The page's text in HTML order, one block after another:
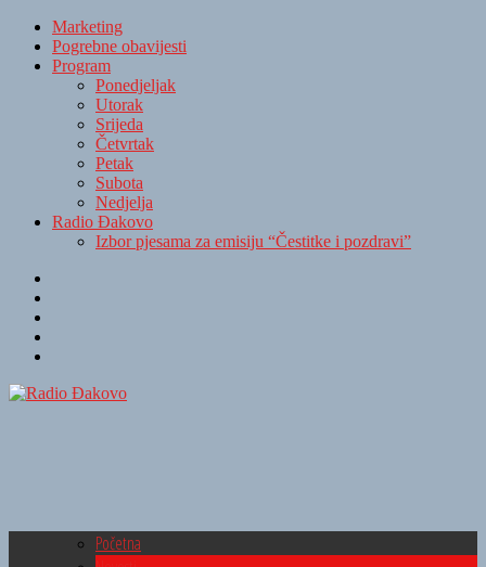
Marketing
Pogrebne obavijesti
Program
Ponedjeljak
Utorak
Srijeda
Četvrtak
Petak
Subota
Nedjelja
Radio Đakovo
Izbor pjesama za emisiju “Čestitke i pozdravi”
Početna